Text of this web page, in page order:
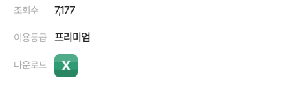
조회수 7,177
이용등급 프리미엄
다운로드